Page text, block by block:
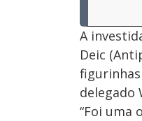
A
Deic
delegado
“Foi uma